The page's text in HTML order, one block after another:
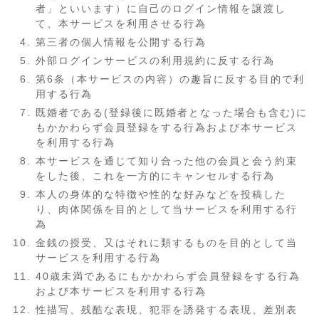
者」といいます）に自己のログイン情報を譲渡し
て、本サービスを利用させる行為
第三者の個人情報を公開する行為
外部ログインサービスの利用規約に反する行為
第6条（本サービスの内容）の趣旨に反する目的で利
用する行為
既婚者である(登録後に既婚者となった場合も含む)に
もかかわらず会員登録をする行為および本サービス
を利用する行為
本サービスを通じて知り合った他の会員と会う約束
をした後、これを一方的にキャンセルする行為
本人の身体的な特徴や性的な好みなどを投稿した
り、肉体関係を目的として当サービスを利用する行
為
金銭の授受、又はそれに類するものを目的として当
サービスを利用する行為
40歳未満であるにもかかわらず会員登録をする行為
および本サービスを利用する行為
性描写、残酷な表現、犯罪を誘発する表現、差別表